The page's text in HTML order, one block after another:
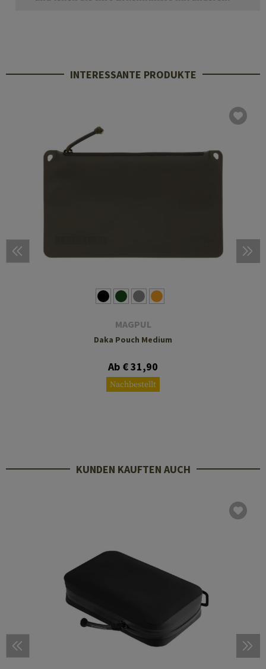
INTERESSANTE PRODUKTE
MAGPUL
Daka Pouch Medium
Ab € 31,90
Nachbestellt
KUNDEN KAUFTEN AUCH